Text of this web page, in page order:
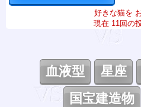
好きな猫を
現在 11回の
血液型
星座
国宝建造物